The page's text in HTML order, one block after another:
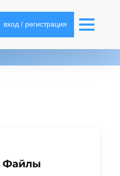
вход / регистрация
Файлы